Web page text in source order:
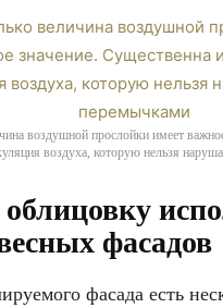
воздушной прослойки имеет
воздуха, которую нельзя
фасадов
фасада есть